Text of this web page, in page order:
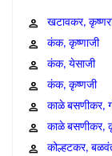
खटावकर,
कंक, कृष्णाजी
कंक, येसाजी
कंक, कृष्णजी
काळे बसणीकर,
काळे बसणीकर,
कोल्हटकर,